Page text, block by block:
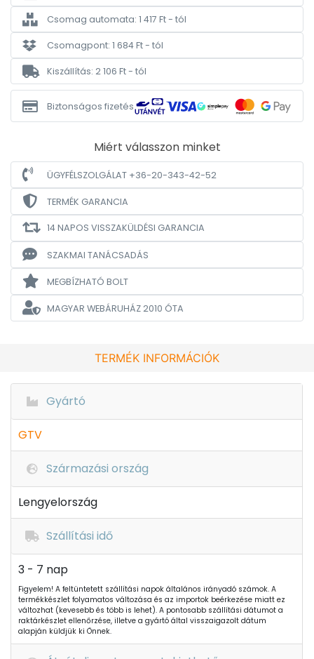
Csomag automata: 1 417 Ft - tól
Csomagpont: 1 684 Ft - tól
Kiszállítás: 2 106 Ft - tól
Biztonságos fizetés
Miért válasszon minket
ÜGYFÉLSZOLGÁLAT +36-20-343-42-52
TERMÉK GARANCIA
14 NAPOS VISSZAKÜLDÉSI GARANCIA
SZAKMAI TANÁCSADÁS
MEGBÍZHATÓ BOLT
MAGYAR WEBÁRUHÁZ2010 ÓTA
TERMÉK INFORMÁCIÓK
Gyártó
GTV
Származási ország
Lengyelország
Szállítási idő
3 - 7 nap
Figyelem! A feltüntetett szállítási napok általános irányadó számok. A
termékkészlet folyamatos változása és az importok beérkezése miatt ez
változhat (kevesebb és több is lehet). A pontosabb szállítási dátumot a
raktárkészlet ellenőrzése, illetve a gyártó által visszaigazolt dátum
alapján küldjük ki Önnek.